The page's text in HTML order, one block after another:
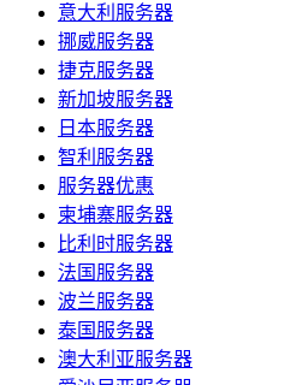
意大利服务器
挪威服务器
捷克服务器
新加坡服务器
日本服务器
智利服务器
服务器优惠
柬埔寨服务器
比利时服务器
法国服务器
波兰服务器
泰国服务器
澳大利亚服务器